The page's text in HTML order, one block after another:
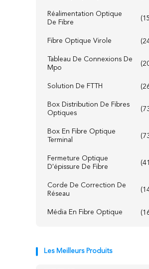
Réalimentation Optique
De Fibre
Fibre Optique Virole
Tableau De Connexions De
Mpo
Solution De FTTH
Box Distribution De Fibres
Optiques
Box En Fibre Optique
Terminal
Fermeture Optique
D'épissure De Fibre
Corde De Correction De
Réseau
Média En Fibre Optique
Les Meilleurs Produits